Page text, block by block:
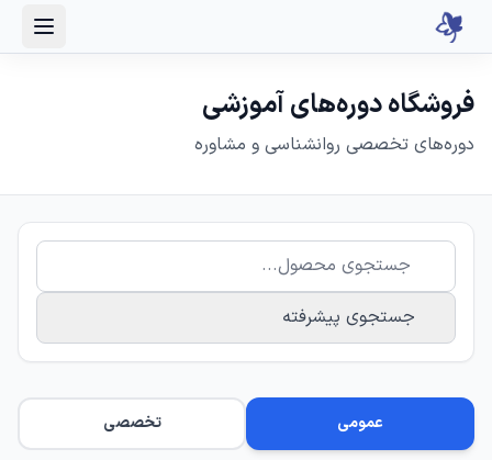
فروشگاه دوره‌های آموزشی
دوره‌های تخصصی روانشناسی و مشاوره
جستجوی پیشرفته
عمومی تخصصی